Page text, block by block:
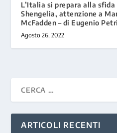
L’Italia si prepara alla
Shengelia, attenzione a
McFadden – di Eugenio
Agosto 26, 2022
ARTICOLI RECENTI